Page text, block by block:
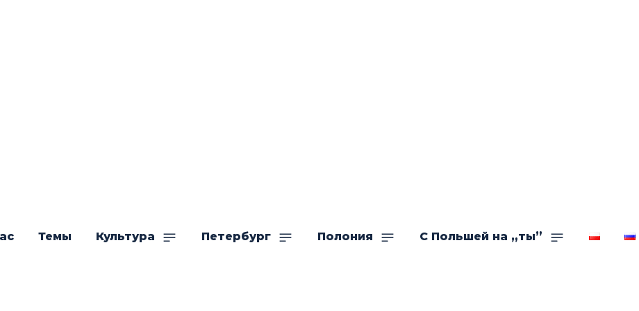
Темы Культура Петербург Полония С Польшей на „ты”